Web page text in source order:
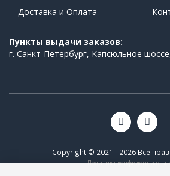
Доставка и Оплата
Пункты выдачи заказов:
г. Санкт-Петербург, Капсюльное
Copyright © 2021 - 2026 Все
Политика